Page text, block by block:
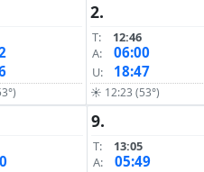
2.
T:
12:46
A:
06:00
U: 18:47
☀ 12:23 (53°)
9.
T:
13:05
A:
05:49